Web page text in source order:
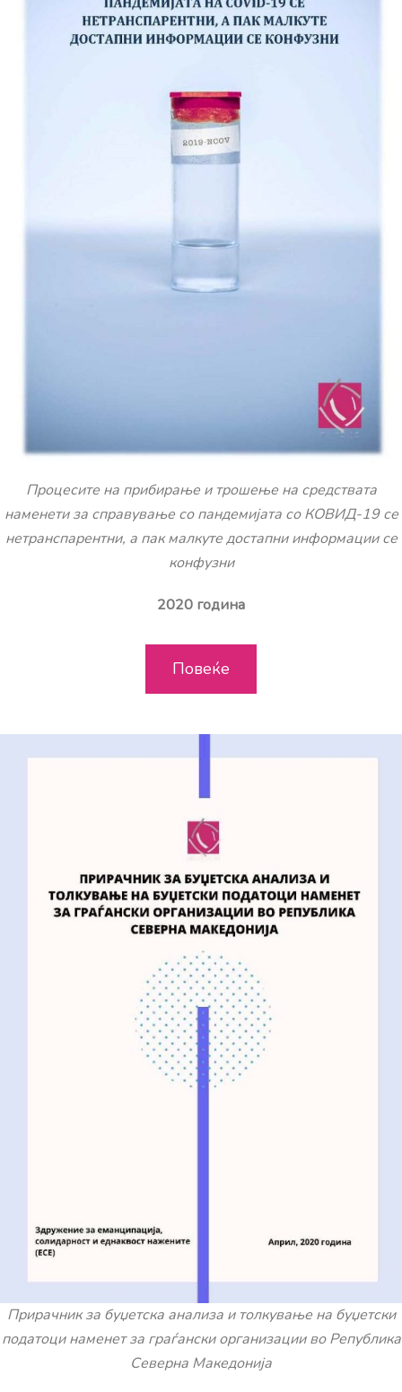
Процесите на прибирање и трошење на средствата
наменети за справување со пандемијата со КОВИД-19 се
нетранспарентни, а пак малкуте достапни информации се
конфузни
2020 година
Повеќе
Прирачник за буџетска анализа и толкување на буџетски
податоци наменет за граѓански организации во Република
Северна Македонија